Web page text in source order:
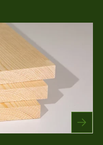
об обработке
об обработке